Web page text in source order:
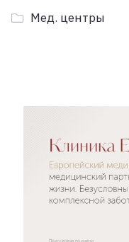
Мед. центры